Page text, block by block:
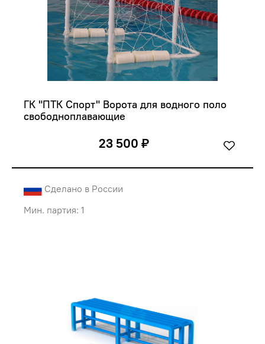
ГК "ПТК Спорт" Ворота для водного поло
свободноплавающие
23 500 ₽
Сделано в России
Мин. партия: 1